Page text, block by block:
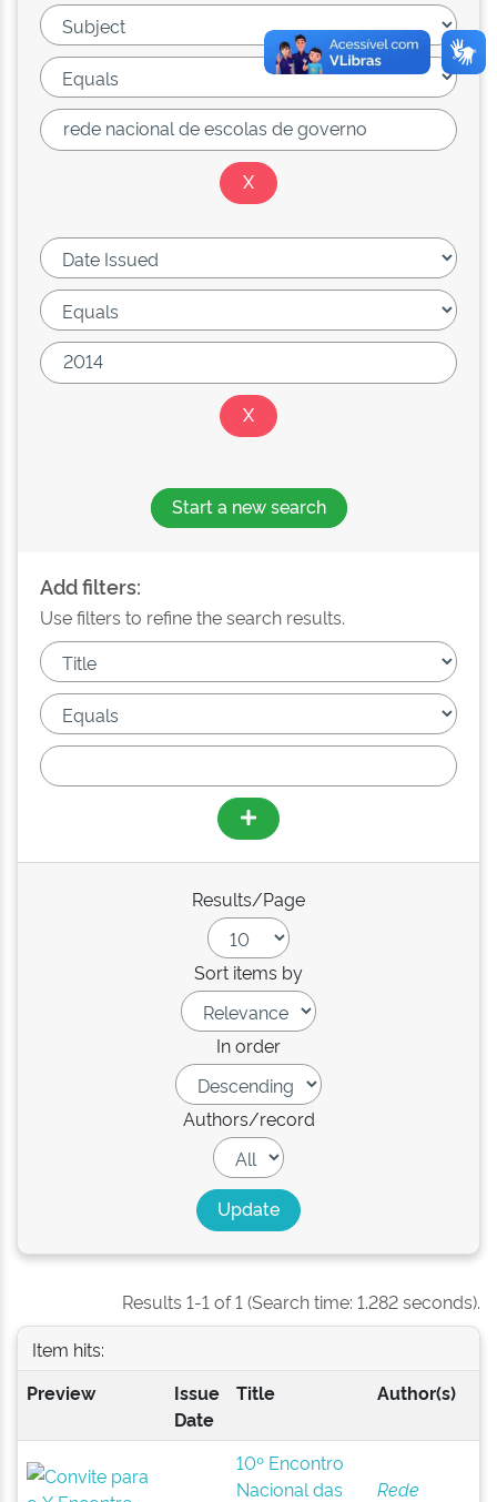
Start a new search
Add filters:
Use filters to refine the search results.
Results/Page
Sort items by
In order
Authors/record
Results 1-1 of 1 (Search time: 1.282 seconds).
Item hits:
Preview
Issue
Date
Title Author(s)
10º Encontro
Nacional das
Rede